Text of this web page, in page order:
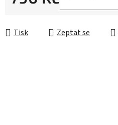
Tisk Zeptat se